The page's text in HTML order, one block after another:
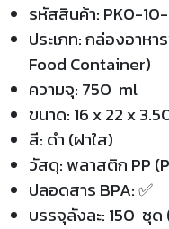
รหัสสินค้า: PKO-
ประเภท: กล่องอาห
Food Container)
ความจุ: 750 ml
ขนาด: 16 x 22 x
สี: ดำ (ฝาใส)
วัสดุ: พลาสติก PP
ปลอดสาร BPA: ✅
บรรจุลังละ: 150 ชุ